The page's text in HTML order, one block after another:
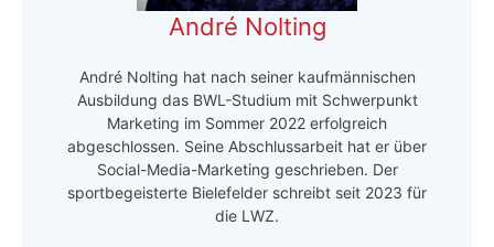
André Nolting
André Nolting hat nach seiner kaufmännischen
Ausbildung das BWL-Studium mit Schwerpunkt
Marketing im Sommer 2022 erfolgreich
abgeschlossen. Seine Abschlussarbeit hat er über
Social-Media-Marketing geschrieben. Der
sportbegeisterte Bielefelder schreibt seit 2023 für
die LWZ.